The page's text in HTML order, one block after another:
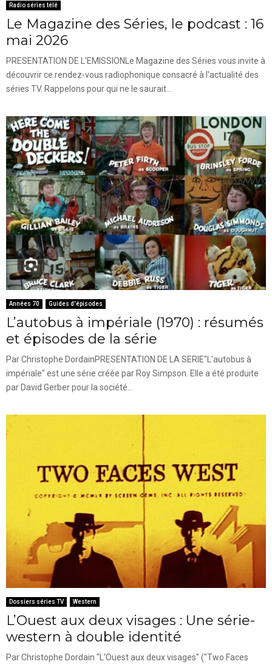
Radio séries télé
Le Magazine des Séries, le podcast : 16
mai 2026
PRESENTATION DE L'EMISSIONLe Magazine des Séries vous invite à
découvrir ce rendez-vous radiophonique consacré à l'actualité des
séries TV. Rappelons pour qui ne le saurait...
Années 70 Guides d'épisodes
L’autobus à impériale (1970) : résumés
et épisodes de la série
Par Christophe DordainPRESENTATION DE LA SERIE"L'autobus à
impériale" est une série créée par Roy Simpson. Elle a été produite
par David Gerber pour la société...
Dossiers séries TV Western
L’Ouest aux deux visages : Une série-
western à double identité
Par Christophe Dordain "L’Ouest aux deux visages" ("Two Faces